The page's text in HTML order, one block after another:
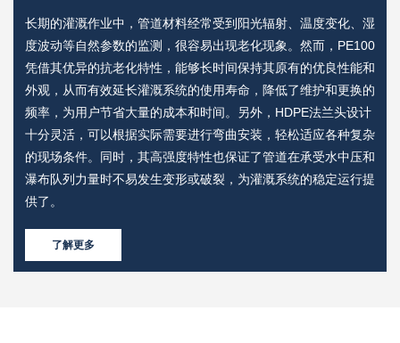
长期的灌溉作业中，管道材料经常受到阳光辐射、温度变化、湿
度波动等自然参数的监测，很容易出现老化现象。然而，PE100
凭借其优异的抗老化特性，能够长时间保持其原有的优良性能和
外观，从而有效延长灌溉系统的使用寿命，降低了维护和更换的
频率，为用户节省大量的成本和时间。另外，HDPE法兰头设计
十分灵活，可以根据实际需要进行弯曲安装，轻松适应各种复杂
的现场条件。同时，其高强度特性也保证了管道在承受水中压和
瀑布队列力量时不易发生变形或破裂，为灌溉系统的稳定运行提
供了。
了解更多